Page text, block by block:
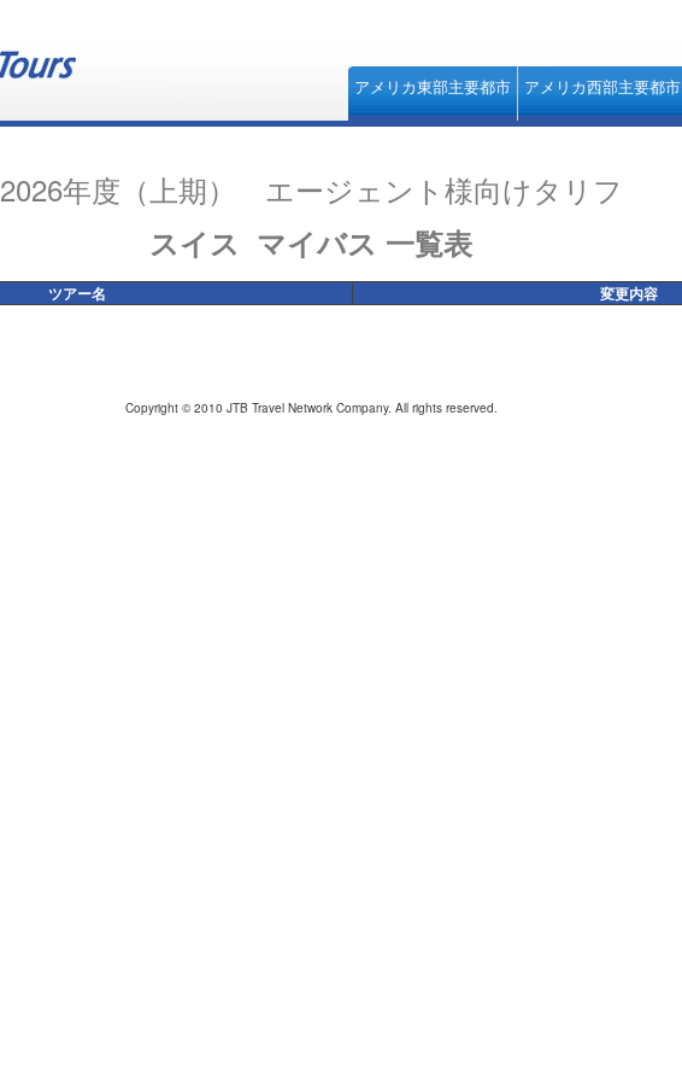
アメリカ西部主要都市
アメリカ東部主要都市
2026年度（上期） エージェント様向けタリフ
スイス マイバス 一覧表
ツアー名 変更内容
Copyright © 2010 JTB Travel Network Company. All rights reserved.